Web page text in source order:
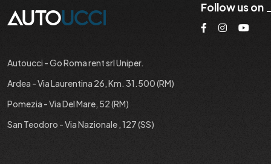
Follow us on
Autoucci - Go Roma rent srl Uniper.
Ardea - Via Laurentina 26, Km. 31.500 (RM)
Pomezia - Via Del Mare, 52 (RM)
San Teodoro - Via Nazionale , 127 (SS)